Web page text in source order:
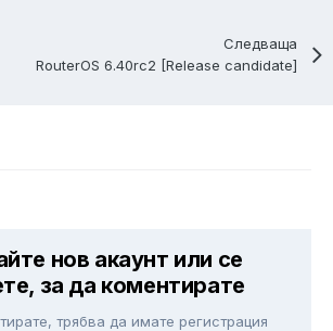
Следваща
RouterOS 6.40rc2 [Release candidate]
нов акаунт или се
за да коментирате
трябва да имате регистрация